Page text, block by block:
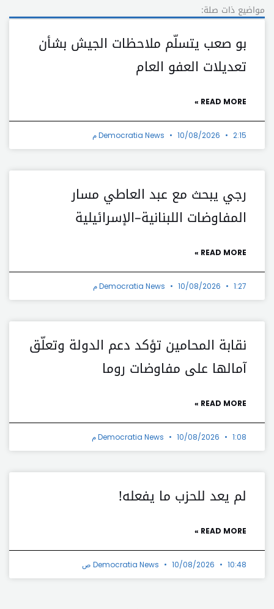
مواضيع ذات صلة:
بو صعب يتسلّم ملاحظات الجيش بشأن
تعديلات العفو العام
READ MORE »
Democratia News 10/08/2026 2:15 م
رجي يبحث مع عبد العاطي مسار
المفاوضات اللبنانية–الإسرائيلية
READ MORE »
Democratia News 10/08/2026 1:27 م
نقابة المحامين تؤكد دعم الدولة وتعلّق
آمالها على مفاوضات روما
READ MORE »
Democratia News 10/08/2026 1:08 م
لم يعد للحزب ما يفعله!
READ MORE »
Democratia News 10/08/2026 10:48 ص